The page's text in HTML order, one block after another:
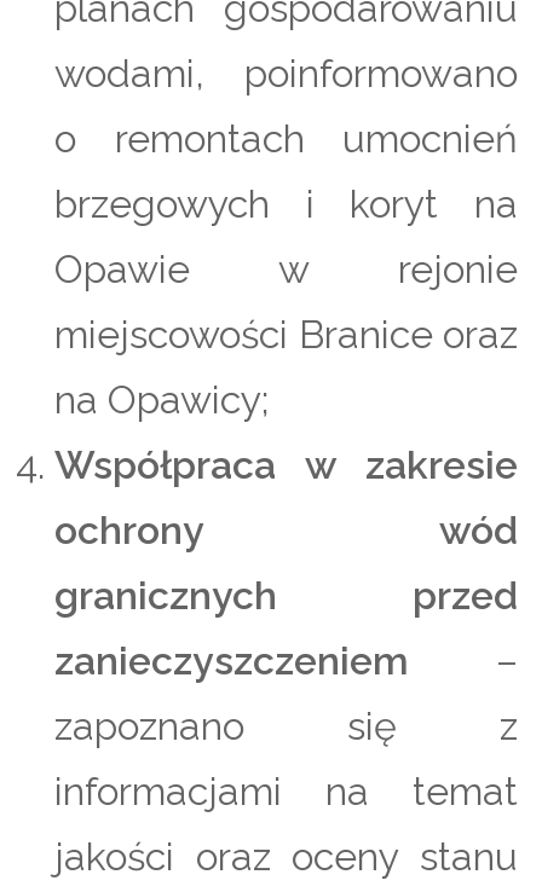
wodami, poinformowano
o remontach umocnień
brzegowych i koryt na
Opawie w rejonie
miejscowości Branice oraz
na Opawicy;
Współpraca w zakresie
ochrony wód
granicznych przed
zanieczyszczeniem –
zapoznano się z
informacjami na temat
jakości oraz oceny stanu